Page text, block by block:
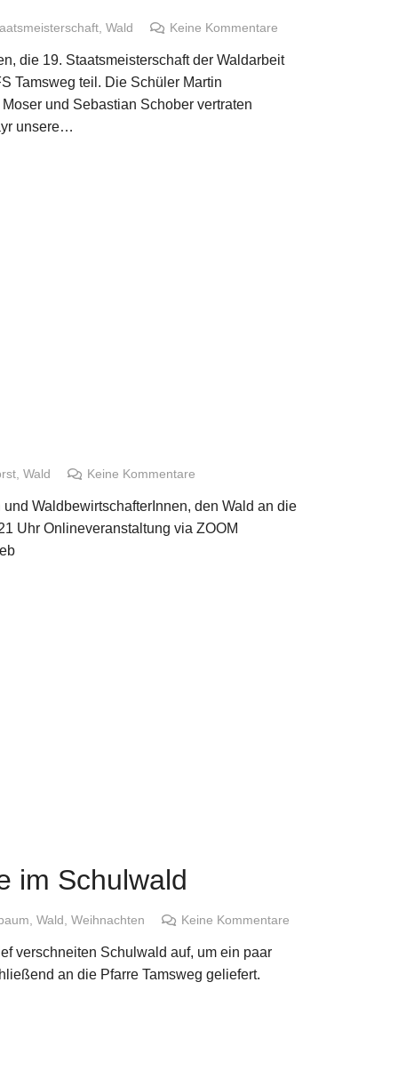
, Wald Keine Kommentare
die 19. Staatsmeisterschaft der Waldarbeit
Tamsweg teil. Die Schüler Martin
und Sebastian Schober vertraten
unsere…
, Wald Keine Kommentare
WaldbewirtschafterInnen, den Wald an die
Uhr Onlineveranstaltung via ZOOM
im Schulwald
Wald Weihnachten Keine Kommentare
verschneiten Schulwald auf, um ein paar
an die Pfarre Tamsweg geliefert.